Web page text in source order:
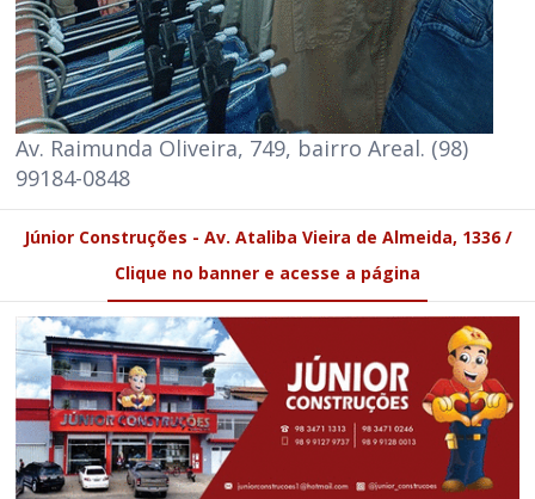
Av. Raimunda Oliveira, 749, bairro Areal. (98)
99184-0848
Júnior Construções - Av. Ataliba Vieira de Almeida, 1336 /
Clique no banner e acesse a página